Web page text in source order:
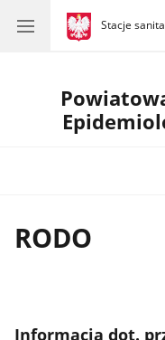
gov.pl
Stacje
gov.pl
Stacje
RODO
Informacja dot.